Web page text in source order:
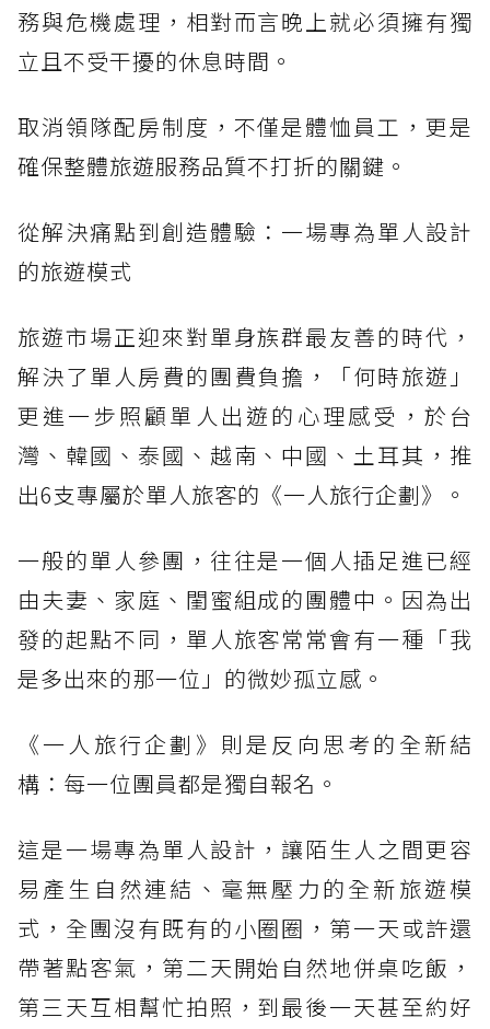
務與危機處理，相對而言晚上就必須擁有獨
立且不受干擾的休息時間。
取消領隊配房制度，不僅是體恤員工，更是
確保整體旅遊服務品質不打折的關鍵。
從解決痛點到創造體驗：一場專為單人設計
的旅遊模式
旅遊市場正迎來對單身族群最友善的時代，
解決了單人房費的團費負擔，「何時旅遊」
更進一步照顧單人出遊的心理感受，於台
灣、韓國、泰國、越南、中國、土耳其，推
出6支專屬於單人旅客的《一人旅行企劃》。
一般的單人參團，往往是一個人插足進已經
由夫妻、家庭、閨蜜組成的團體中。因為出
發的起點不同，單人旅客常常會有一種「我
是多出來的那一位」的微妙孤立感。
《一人旅行企劃》則是反向思考的全新結
構：每一位團員都是獨自報名。
這是一場專為單人設計，讓陌生人之間更容
易產生自然連結、毫無壓力的全新旅遊模
式，全團沒有既有的小圈圈，第一天或許還
帶著點客氣，第二天開始自然地併桌吃飯，
第三天互相幫忙拍照，到最後一天甚至約好